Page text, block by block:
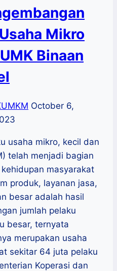
Mikro
Binaan
October 6,
usaha mikro, kecil dan
telah menjadi bagian
masyarakat
produk, layanan jasa,
besar adalah hasil
jumlah pelaku
besar, ternyata
merupakan usaha
sekitar 64 juta pelaku
Koperasi dan